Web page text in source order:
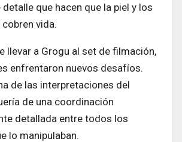
que hacen que la piel y los
vida.
llevar a Grogu al set de filmación,
enfrentaron nuevos desafíos.
de las interpretaciones del
de una coordinación
detallada entre todos los
lo manipulaban.